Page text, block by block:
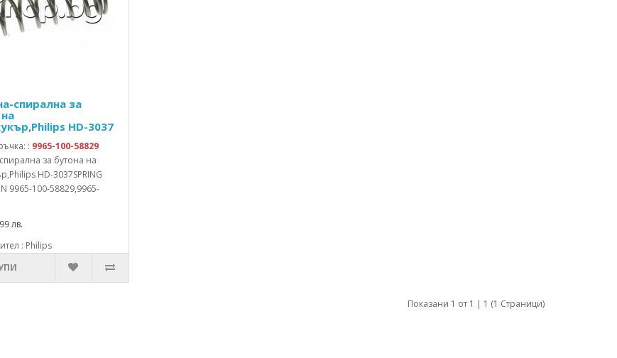
спирална за
HD-3037
: 9965-100-58829
за бутона на
HD-3037SPRING
9965-100-58829,9965-
лв.
: Philips
Показани 1 от 1 | 1 (1 Страници)